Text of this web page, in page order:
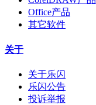
Office产品
其它软件
关于
关于乐闪
乐闪公告
投诉举报